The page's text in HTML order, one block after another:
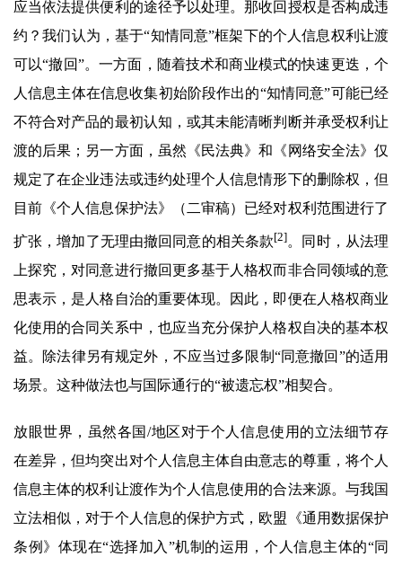
应当依法提供便利的途径予以处理。那收回授权是否构成违
约？我们认为，基于“知情同意”框架下的个人信息权利让渡
可以“撤回”。一方面，随着技术和商业模式的快速更迭，个
人信息主体在信息收集初始阶段作出的“知情同意”可能已经
不符合对产品的最初认知，或其未能清晰判断并承受权利让
渡的后果；另一方面，虽然《民法典》和《网络安全法》仅
规定了在企业违法或违约处理个人信息情形下的删除权，但
目前《个人信息保护法》（二审稿）已经对权利范围进行了
扩张，增加了无理由撤回同意的相关条款[2]。同时，从法理
上探究，对同意进行撤回更多基于人格权而非合同领域的意
思表示，是人格自治的重要体现。因此，即便在人格权商业
化使用的合同关系中，也应当充分保护人格权自决的基本权
益。除法律另有规定外，不应当过多限制“同意撤回”的适用
场景。这种做法也与国际通行的“被遗忘权”相契合。
放眼世界，虽然各国/地区对于个人信息使用的立法细节存
在差异，但均突出对个人信息主体自由意志的尊重，将个人
信息主体的权利让渡作为个人信息使用的合法来源。与我国
立法相似，对于个人信息的保护方式，欧盟《通用数据保护
条例》体现在“选择加入”机制的运用，个人信息主体的“同